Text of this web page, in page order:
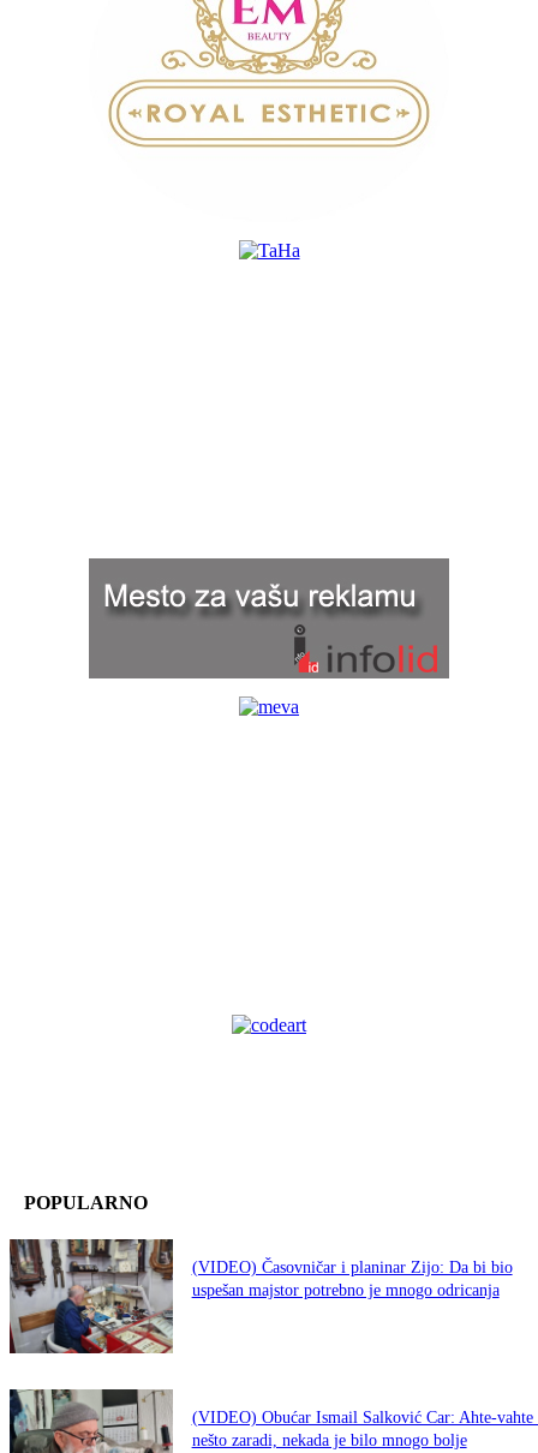
POPULARNO
(VIDEO) Časovničar i planinar Zijo: Da bi bio
uspešan majstor potrebno je mnogo odricanja
(VIDEO) Obućar Ismail Salković Car: Ahte-vahte
nešto zaradi, nekada je bilo mnogo bolje